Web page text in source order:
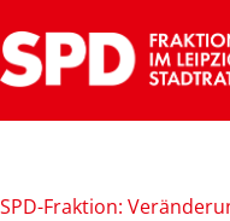
Inhalt
springen
SPD-Fraktion: